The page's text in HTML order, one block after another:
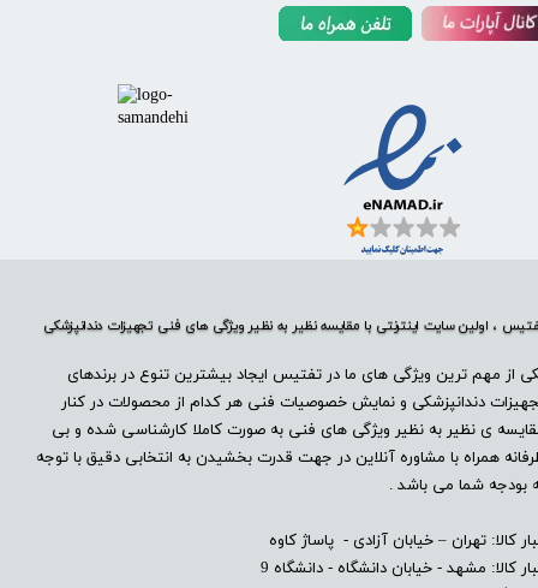
، اولین سایت اینترنتی با مقایسه نظیر به نظیر ویژگی های فنی تجهیزات دندانپزشکی
از مهم ترین ویژگی های ما در تفتیس ایجاد بیشترین تنوع در برندهای
دندانپزشکی و نمایش خصوصیات فنی هر کدام از محصولات در کنار
ی نظیر به نظیر ویژگی های فنی به صورت کاملا کارشناسی شده و بی
همراه با مشاوره آنلاین در جهت قدرت بخشیدن به انتخابی دقیق با توجه
بودجه شما می باشد .
کالا: تهران – خیابان آزادی - پاساژ کاوه
کالا: مشهد - خیابان دانشگاه - دانشگاه 9